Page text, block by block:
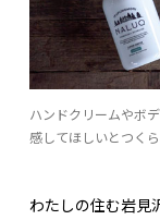
ハンドクリームやボ
感してほしいとつくら
わたしの住む岩見